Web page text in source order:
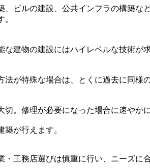
ビルの建設、公共インフラの構築な
建物の建設にはハイレベルな技術が
が特殊な場合は、とくに過去に同
。修理が必要になった場合に速やか
が行えます。
工務店選びは慎重に行い、ニーズに